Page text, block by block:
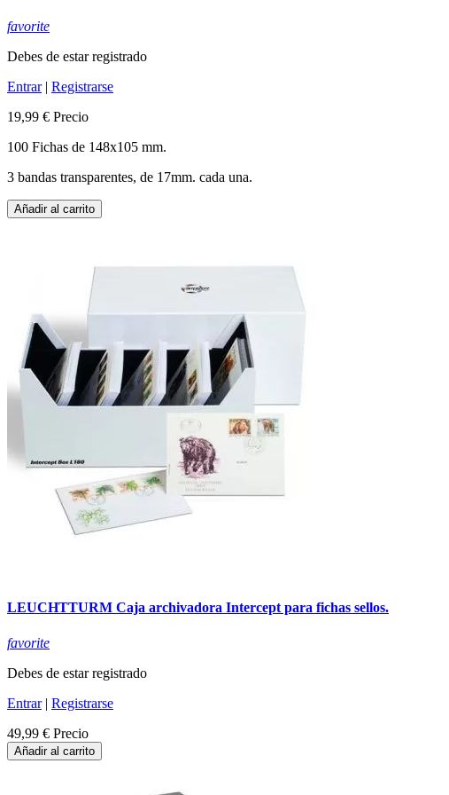
favorite
Debes de estar registrado
Entrar| Registrarse
19,99 € Precio
100 Fichas de 148x105 mm.
3 bandas transparentes, de 17mm. cada una.
Añadir al carrito
LEUCHTTURM Caja archivadora Intercept para fichas sellos.
favorite
Debes de estar registrado
Entrar| Registrarse
49,99 € Precio
Añadir al carrito